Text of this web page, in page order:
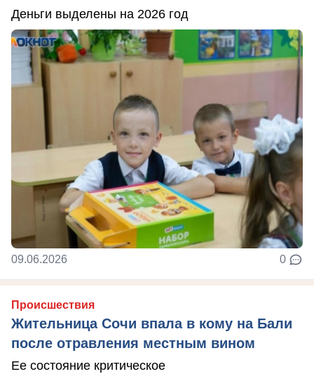
Деньги выделены на 2026 год
09.06.2026 0
Происшествия
Жительница Сочи впала в кому на Бали
после отравления местным вином
Ее состояние критическое